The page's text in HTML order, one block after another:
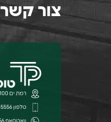
צור קשר
רמת ים 100 הרצליה פיתוח מתחם מלון דן אכדיה
טלפון 054-861-5556
וואטסאפ 054-861-5556